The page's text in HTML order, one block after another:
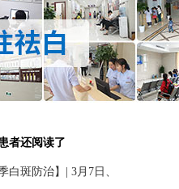
者还阅读了
白斑防治】| 3月7日、